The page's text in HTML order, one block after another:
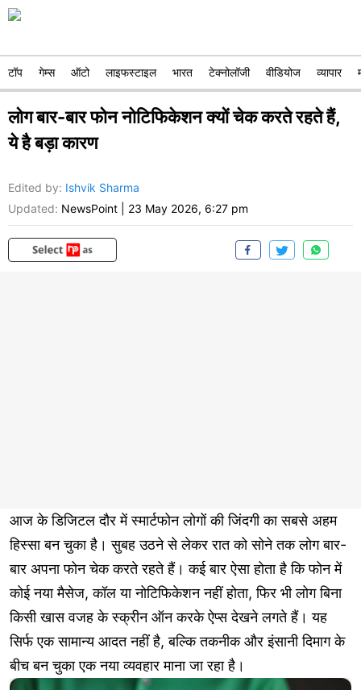
टॉप गेम्स ऑटो लाइफस्टाइल भारत टेक्नोलॉजी वीडियोज व्यापार
लोग बार-बार फोन नोटिफिकेशन क्यों चेक करते रहते हैं,
ये है बड़ा कारण
Edited by: Ishvik Sharma
Updated: NewsPoint 23 May 2026, 6:27 pm
आज के डिजिटल दौर में स्मार्टफोन लोगों की जिंदगी का सबसे अहम
हिस्सा बन चुका है। सुबह उठने से लेकर रात को सोने तक लोग बार-
बार अपना फोन चेक करते रहते हैं। कई बार ऐसा होता है कि फोन में
कोई नया मैसेज, कॉल या नोटिफिकेशन नहीं होता, फिर भी लोग बिना
किसी खास वजह के स्क्रीन ऑन करके ऐप्स देखने लगते हैं। यह
सिर्फ एक सामान्य आदत नहीं है, बल्कि तकनीक और इंसानी दिमाग के
बीच बन चुका एक नया व्यवहार माना जा रहा है।